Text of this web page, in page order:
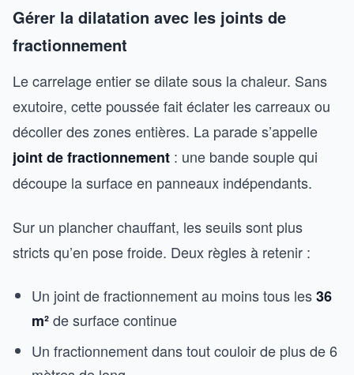
Gérer la dilatation avec les joints de
fractionnement
Le carrelage entier se dilate sous la chaleur. Sans
exutoire, cette poussée fait éclater les carreaux ou
décoller des zones entières. La parade s’appelle
joint de fractionnement : une bande souple qui
découpe la surface en panneaux indépendants.
Sur un plancher chauffant, les seuils sont plus
stricts qu’en pose froide. Deux règles à retenir :
Un joint de fractionnement au moins tous les36
m²de surface continue
Un fractionnement dans tout couloir de plus de 6